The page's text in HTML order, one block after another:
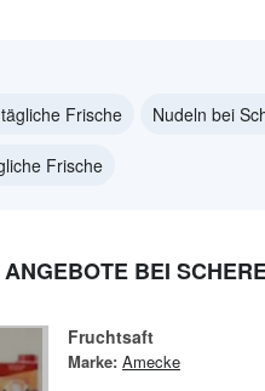
Frische
Nudeln bei
Frische
BEI
Fruchtsaft
Marke: Amecke